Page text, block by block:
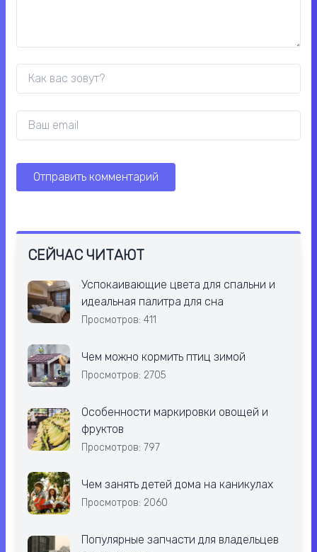
СЕЙЧАС ЧИТАЮТ
Успокаивающие цвета для спальни и
идеальная палитра для сна
Просмотров: 411
Чем можно кормить птиц зимой
Просмотров: 2705
Особенности маркировки овощей и
фруктов
Просмотров: 797
Чем занять детей дома на каникулах
Просмотров: 2060
Популярные запчасти для владельцев